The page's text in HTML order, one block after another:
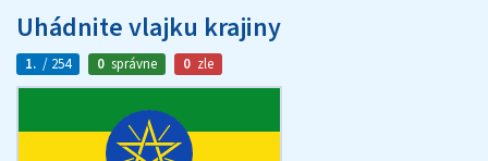
Uhádnite vlajku krajiny
1. / 254 0 správne 0 zle